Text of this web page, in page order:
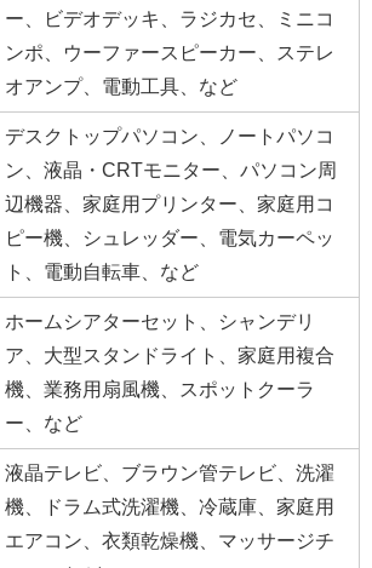
ー、ビデオデッキ、ラジカセ、ミニコ
ンポ、ウーファースピーカー、ステレ
オアンプ、電動工具、など
デスクトップパソコン、ノートパソコ
ン、液晶・CRTモニター、パソコン周
辺機器、家庭用プリンター、家庭用コ
ピー機、シュレッダー、電気カーペッ
ト、電動自転車、など
ホームシアターセット、シャンデリ
ア、大型スタンドライト、家庭用複合
機、業務用扇風機、スポットクーラ
ー、など
液晶テレビ、ブラウン管テレビ、洗濯
機、ドラム式洗濯機、冷蔵庫、家庭用
エアコン、衣類乾燥機、マッサージチ